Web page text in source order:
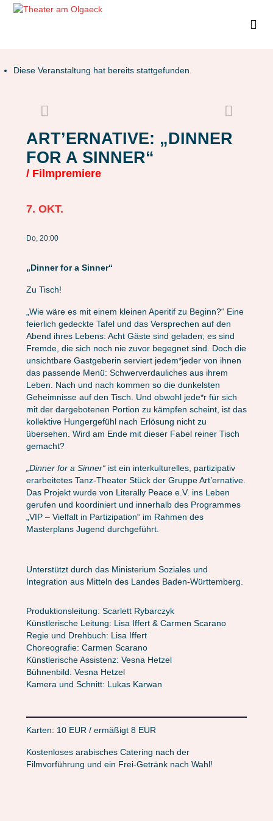
Diese Veranstaltung hat bereits stattgefunden.
ART’ERNATIVE: „DINNER
FOR A SINNER“
/ Filmpremiere
7. OKT.
Do, 20:00
„Dinner for a Sinner“
Zu Tisch!
„Wie wäre es mit einem kleinen Aperitif zu Beginn?“ Eine
feierlich gedeckte Tafel und das Versprechen auf den
Abend ihres Lebens: Acht Gäste sind geladen; es sind
Fremde, die sich noch nie zuvor begegnet sind. Doch die
unsichtbare Gastgeberin serviert jedem*jeder von ihnen
das passende Menü: Schwerverdauliches aus ihrem
Leben. Nach und nach kommen so die dunkelsten
Geheimnisse auf den Tisch. Und obwohl jede*r für sich
mit der dargebotenen Portion zu kämpfen scheint, ist das
kollektive Hungergefühl nach Erlösung nicht zu
übersehen. Wird am Ende mit dieser Fabel reiner Tisch
gemacht?
„Dinner for a Sinner“ist ein interkulturelles, partizipativ
erarbeitetes Tanz-Theater Stück der Gruppe Art’ernative.
Das Projekt wurde von Literally Peace e.V. ins Leben
gerufen und koordiniert und innerhalb des Programmes
„VIP – Vielfalt in Partizipation“ im Rahmen des
Masterplans Jugend durchgeführt.
Unterstützt durch das Ministerium Soziales und
Integration aus Mitteln des Landes Baden-Württemberg.
Produktionsleitung: Scarlett Rybarczyk
Künstlerische Leitung: Lisa Iffert & Carmen Scarano
Regie und Drehbuch: Lisa Iffert
Choreografie: Carmen Scarano
Künstlerische Assistenz: Vesna Hetzel
Bühnenbild: Vesna Hetzel
Kamera und Schnitt: Lukas Karwan
Karten: 10 EUR / ermäßigt 8 EUR
Kostenloses arabisches Catering nach der
Filmvorführung und ein Frei-Getränk nach Wahl!